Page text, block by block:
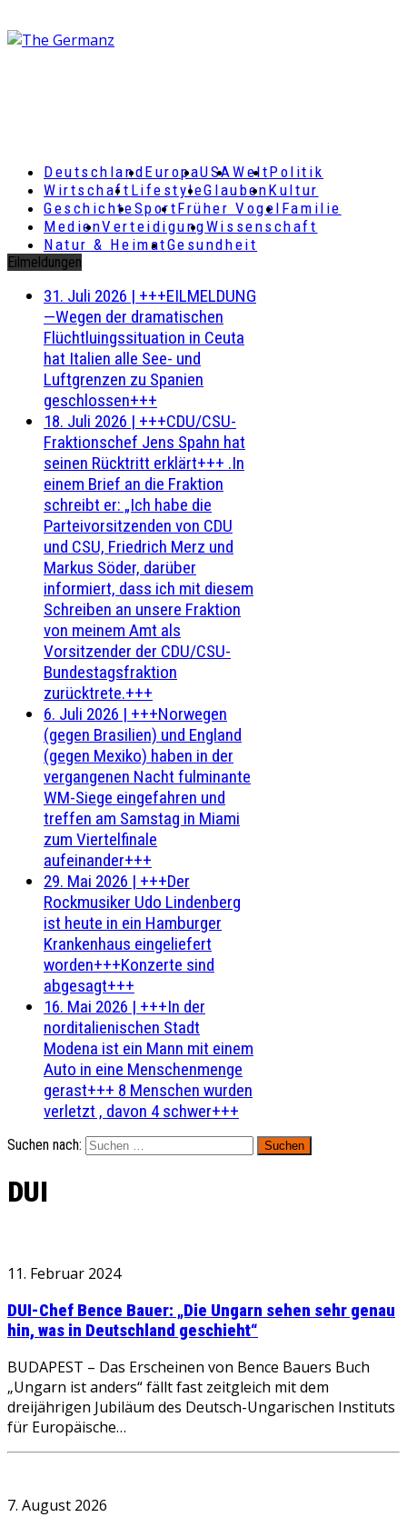
DeutschlandEuropaUSAWeltPolitik
Wirtschaft LifestyleGlaubenKultur
GeschichteSportFrüher Vogel Familie
MedienVerteidigungWissenschaft
Natur & HeimatGesundheit
Eilmeldungen
31. Juli 2026 | +++EILMELDUNG
—Wegen der dramatischen
Flüchtluingssituation in Ceuta
hat Italien alle See- und
Luftgrenzen zu Spanien
geschlossen+++
18. Juli 2026 | +++CDU/CSU-
Fraktionschef Jens Spahn hat
seinen Rücktritt erklärt+++ .In
einem Brief an die Fraktion
schreibt er: „Ich habe die
Parteivorsitzenden von CDU
und CSU, Friedrich Merz und
Markus Söder, darüber
informiert, dass ich mit diesem
Schreiben an unsere Fraktion
von meinem Amt als
Vorsitzender der CDU/CSU-
Bundestagsfraktion
zurücktrete.+++
6. Juli 2026 | +++Norwegen
(gegen Brasilien) und England
(gegen Mexiko) haben in der
vergangenen Nacht fulminante
WM-Siege eingefahren und
treffen am Samstag in Miami
zum Viertelfinale
aufeinander+++
29. Mai 2026 | +++Der
Rockmusiker Udo Lindenberg
ist heute in ein Hamburger
Krankenhaus eingeliefert
worden+++Konzerte sind
abgesagt+++
16. Mai 2026 | +++In der
norditalienischen Stadt
Modena ist ein Mann mit einem
Auto in eine Menschenmenge
gerast+++ 8 Menschen wurden
verletzt , davon 4 schwer+++
Suchen nach:
DUI
11. Februar 2024
DUI-Chef Bence Bauer: „Die Ungarn sehen sehr genau
hin, was in Deutschland geschieht“
BUDAPEST – Das Erscheinen von Bence Bauers Buch
„Ungarn ist anders“ fällt fast zeitgleich mit dem
dreijährigen Jubiläum des Deutsch-Ungarischen Instituts
für Europäische…
7. August 2026